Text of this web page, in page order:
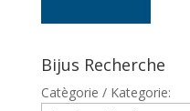
Bijus Recherche
Catègorie / Kategorie: